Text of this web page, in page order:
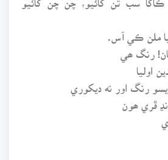
ملن ڪي آس.
رنگ ھي
اوليا
رنگ اور نه ديکوري
ڦري ھون